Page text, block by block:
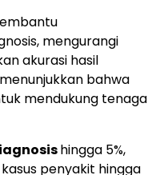
mengurangi
akurasi hasil
bahwa
mendukung tenaga
hingga 5%,
penyakit hingga